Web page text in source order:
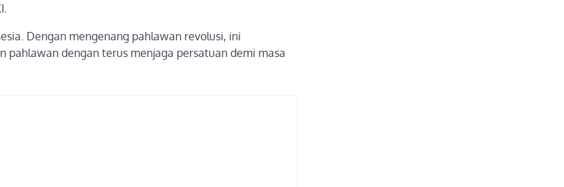
Dengan mengenang pahlawan revolusi, ini
dengan terus menjaga persatuan demi masa